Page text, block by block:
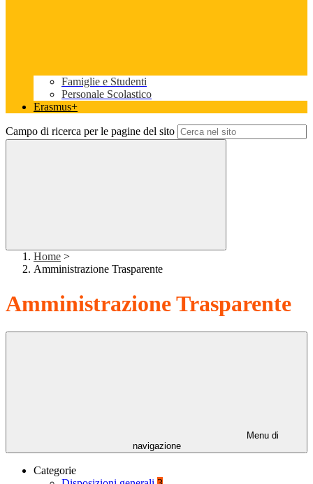
Famiglie e Studenti
Personale Scolastico
Erasmus+
Campo di ricerca per le pagine del sito
Home >
Amministrazione Trasparente
Amministrazione Trasparente
Menu di
navigazione
Categorie